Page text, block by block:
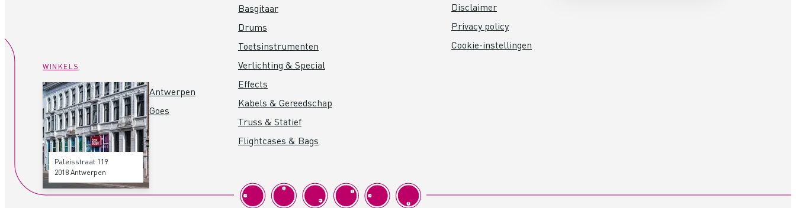
WINKELS
Paleisstraat 119
2018 Antwerpen
Antwerpen
Goes
Basgitaar
Drums
Toetsinstrumenten
Verlichting & Special
Effects
Kabels & Gereedschap
Truss & Statief
Flightcases & Bags
Disclaimer
Privacy policy
Cookie-instellingen